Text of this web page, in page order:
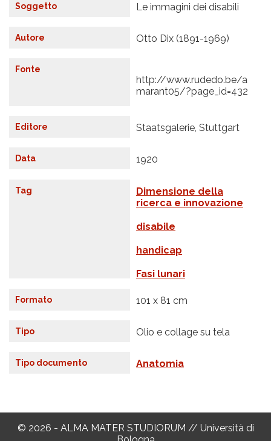
Soggetto Le immagini dei disabili
Autore Otto Dix (1891-1969)
Fonte
http://www.rudedo.be/a
marant05/?page_id=432
Editore Staatsgalerie, Stuttgart
Data 1920
Tag
Dimensione della
ricerca e innovazione
disabile
handicap
Fasi lunari
Formato 101 x 81 cm
Tipo Olio e collage su tela
Tipo documento Anatomia
© 2026 - ALMA MATER STUDIORUM // Università di